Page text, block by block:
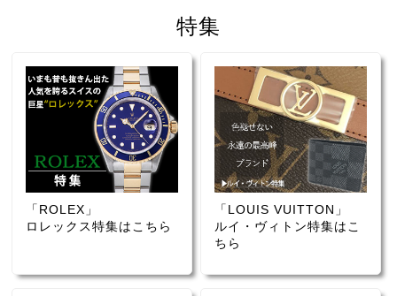
特集
「ROLEX」
ロレックス特集はこちら
「LOUIS VUITTON」
ルイ・ヴィトン特集はこ
ちら